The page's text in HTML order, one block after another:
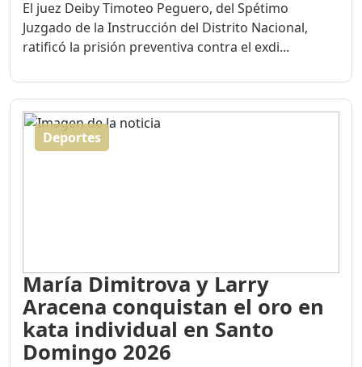
El juez Deiby Timoteo Peguero, del Spétimo
Juzgado de la Instrucción del Distrito Nacional,
ratificó la prisión preventiva contra el exdi...
Deportes
María Dimitrova y Larry
Aracena conquistan el oro en
kata individual en Santo
Domingo 2026